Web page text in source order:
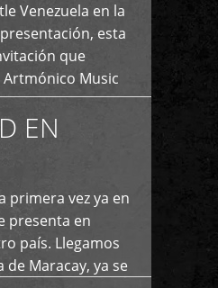
Venezuela en la
esta
que
Music
EN
primera vez ya en
presenta en
país. Llegamos
Maracay, ya se